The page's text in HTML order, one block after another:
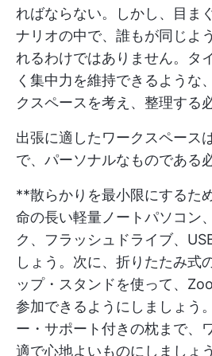
ればならない。しかし、目ま
ナリオの中で、誰もが同じよ
れるわけではありません。タ
く集中力を維持できるような
クスペースを考え、整理する
出張に適したワークスペース
で、パーソナルなものである
**散らかりを最小限にするた
命の長い軽量ノートパソコン
ク、フラッシュドライブ、
しょう。次に、折りたたみ式
ップ・スタンドを使って、
参加できるようにしましょう
ー・サポート付きの枕まで、
適で心地よいものにしましょう